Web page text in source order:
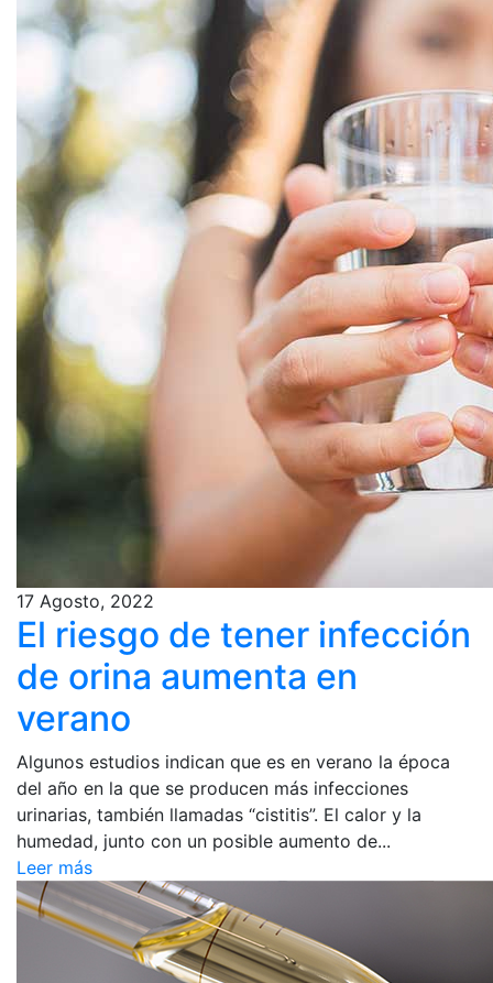
17 Agosto, 2022
El riesgo de tener infección
de orina aumenta en
verano
Algunos estudios indican que es en verano la época
del año en la que se producen más infecciones
urinarias, también llamadas “cistitis”. El calor y la
humedad, junto con un posible aumento de...
Leer más